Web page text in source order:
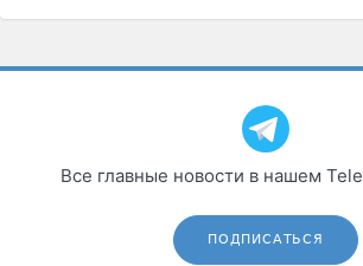
Все главные новости в нашем
ПОДПИСАТЬСЯ